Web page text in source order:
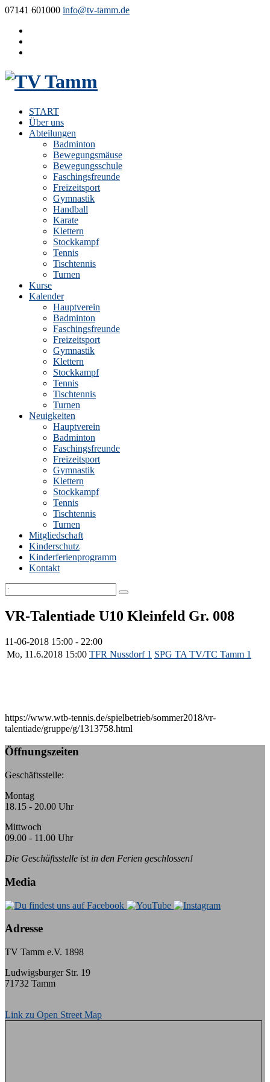
07141 601000 info@tv-tamm.de
START
Über uns
Abteilungen
Badminton
Bewegungsmäuse
Bewegungsschule
Faschingsfreunde
Freizeitsport
Gymnastik
Handball
Karate
Klettern
Stockkampf
Tennis
Tischtennis
Turnen
Kurse
Kalender
Hauptverein
Badminton
Faschingsfreunde
Freizeitsport
Gymnastik
Klettern
Stockkampf
Tennis
Tischtennis
Turnen
Neuigkeiten
Hauptverein
Badminton
Faschingsfreunde
Freizeitsport
Gymnastik
Klettern
Stockkampf
Tennis
Tischtennis
Turnen
Mitgliedschaft
Kinderschutz
Kinderferienprogramm
Kontakt
VR-Talentiade U10 Kleinfeld Gr. 008
11-06-2018 15:00 - 22:00
Mo, 11.6.2018 15:00 TFR Nussdorf 1 SPG TA TV/TC Tamm 1
https://www.wtb-tennis.de/spielbetrieb/sommer2018/vr-
talentiade/gruppe/g/1313758.html
Öffnungszeiten
Geschäftsstelle:
Montag
18.15 - 20.00 Uhr
Mittwoch
09.00 - 11.00 Uhr
Die Geschäftsstelle ist in den Ferien geschlossen!
Media
Adresse
TV Tamm e.V. 1898
Ludwigsburger Str. 19
71732 Tamm
Link zu Open Street Map